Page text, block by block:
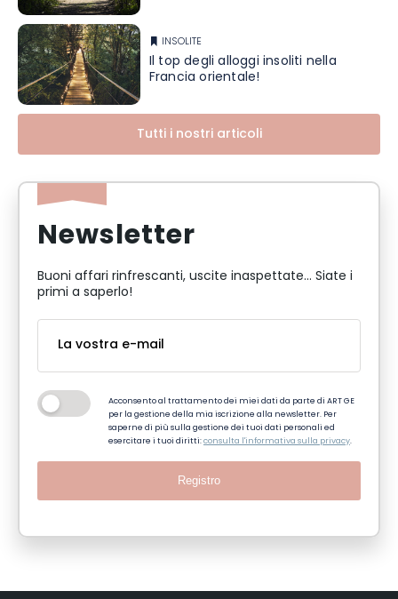
INSOLITE
Il top degli alloggi insoliti nella
Francia orientale!
Tutti i nostri articoli
Newsletter
Buoni affari rinfrescanti, uscite inaspettate... Siate i
primi a saperlo!
Acconsento al trattamento dei miei dati da parte di ART GE
per la gestione della mia iscrizione alla newsletter. Per
saperne di più sulla gestione dei tuoi dati personali ed
esercitare i tuoi diritti:consulta l'informativa sulla privacy.
Registro